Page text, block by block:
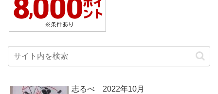
志るべ 2022年10月